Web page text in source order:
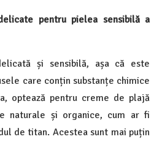
pentru pielea sensibilă a
și sensibilă, așa că este
care conțin substanțe chimice
optează pentru creme de plajă
naturale și organice, cum ar fi
de titan. Acestea sunt mai puțin